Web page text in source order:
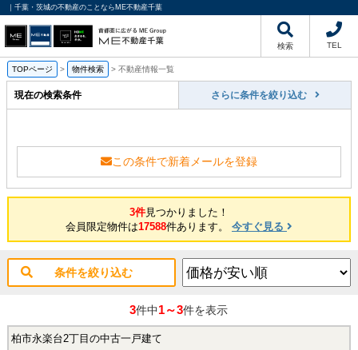
｜千葉・茨城の不動産のことならME不動産千葉
検索 TEL
TOPページ > 物件検索 > 不動産情報一覧
現在の検索条件 さらに条件を絞り込む
この条件で新着メールを登録
3件見つかりました！
会員限定物件は17588件あります。 今すぐ見る
条件を絞り込む
3件中1～3件を表示
柏市永楽台2丁目の中古一戸建て